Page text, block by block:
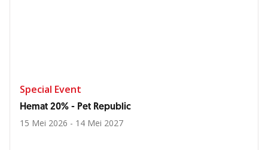
Special Event
Hemat 20% - Pet Republic
15 Mei 2026 - 14 Mei 2027